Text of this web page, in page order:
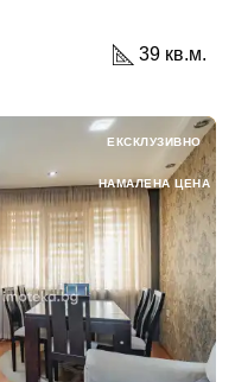
39 кв.м.
ЕКСКЛУЗИВНО
НАМАЛЕНА ЦЕНА